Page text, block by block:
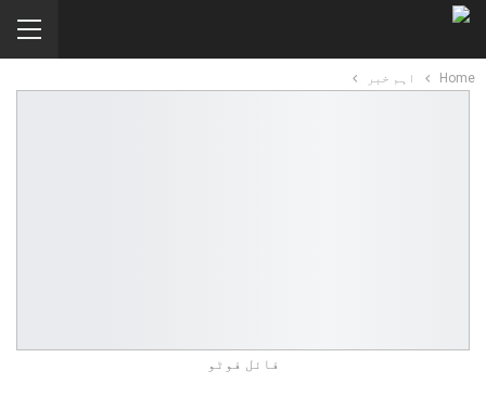
Home اہم خبر
فائل فوٹو